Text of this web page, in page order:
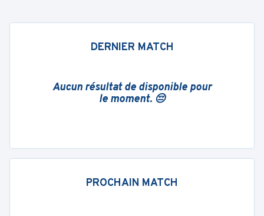
DERNIER MATCH
Aucun résultat de disponible pour
le moment. 😔
PROCHAIN MATCH